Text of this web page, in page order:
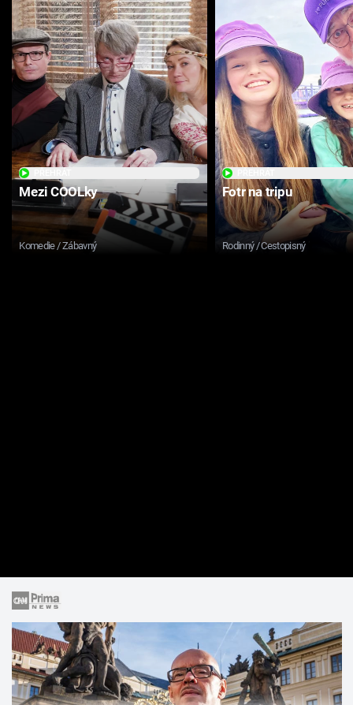
Mezi COOLky
Komedie / Zábavný
Fotr na tripu
Rodinný / Cestopisný